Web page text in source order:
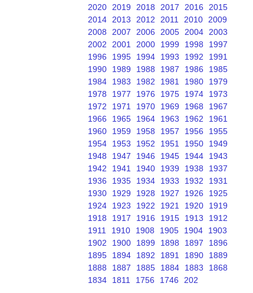
2020
2019 2018 2017 2016
2015
2014
2013 2012 2011 2010
2009
2008
2007 2006 2005 2004
2003
2002
2001 2000 1999 1998
1997
1996
1995 1994 1993 1992
1991
1990
1989 1988 1987 1986
1985
1984
1983 1982 1981 1980
1979
1978
1977 1976 1975 1974
1973
1972
1971 1970 1969 1968
1967
1966
1965 1964 1963 1962
1961
1960
1959 1958 1957 1956
1955
1954
1953 1952 1951 1950
1949
1948
1947 1946 1945 1944
1943
1942
1941 1940 1939 1938
1937
1936
1935 1934 1933 1932
1931
1930
1929 1928 1927 1926
1925
1924
1923 1922 1921 1920
1919
1918
1917 1916 1915 1913
1912
1911
1910 1908 1905 1904
1903
1902
1900 1899 1898 1897
1896
1895
1894 1892 1891 1890
1889
1888
1887 1885 1884 1883
1868
1834
1811 1756 1746 202